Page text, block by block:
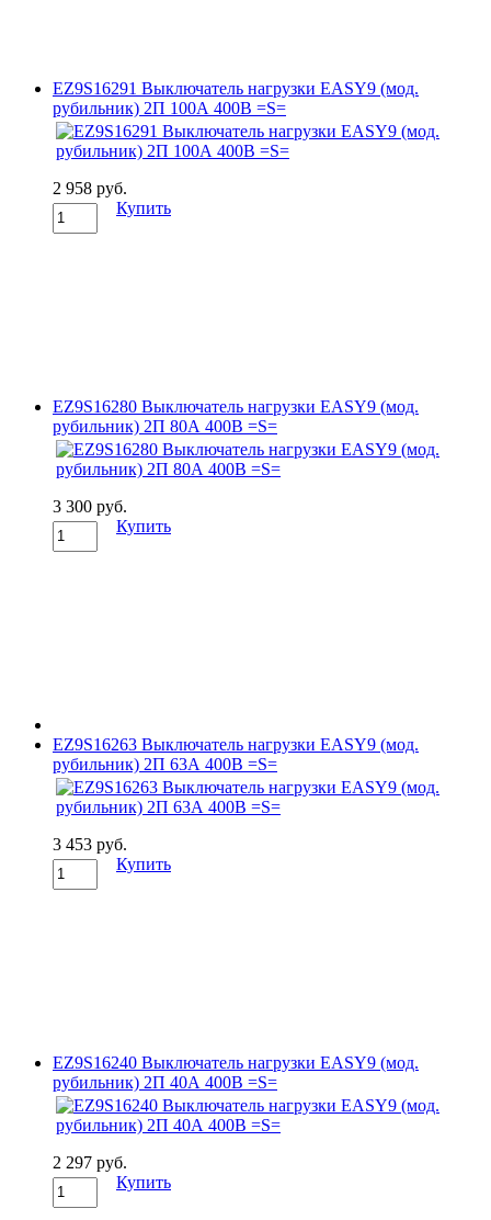
EZ9S16291 Выключатель нагрузки EASY9 (мод.
рубильник) 2П 100А 400В =S=
2 958 руб.
Купить
EZ9S16280 Выключатель нагрузки EASY9 (мод.
рубильник) 2П 80А 400В =S=
3 300 руб.
Купить
EZ9S16263 Выключатель нагрузки EASY9 (мод.
рубильник) 2П 63А 400В =S=
3 453 руб.
Купить
EZ9S16240 Выключатель нагрузки EASY9 (мод.
рубильник) 2П 40А 400В =S=
2 297 руб.
Купить